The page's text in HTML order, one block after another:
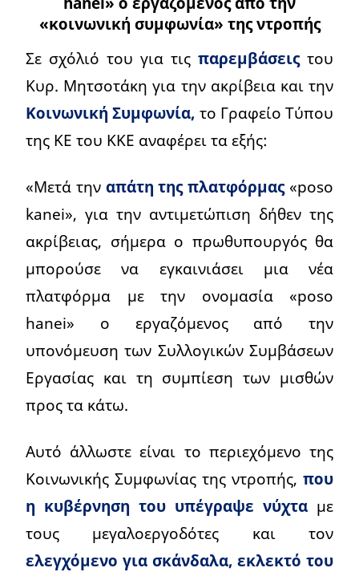
«κοινωνική συμφωνία» της ντροπής
Σε σχόλιό του για τις παρεμβάσειςτου
Κυρ. Μητσοτάκη για την ακρίβεια και την
Κοινωνική Συμφωνία, το Γραφείο Τύπου
της ΚΕ του ΚΚΕ αναφέρει τα εξής:
«Μετά την απάτη της πλατφόρμας«poso
kanei», για την αντιμετώπιση δήθεν της
ακρίβειας, σήμερα ο πρωθυπουργός θα
μπορούσε να εγκαινιάσει μια νέα
πλατφόρμα με την ονομασία «poso
hanei» ο εργαζόμενος από την
υπονόμευση των Συλλογικών Συμβάσεων
Εργασίας και τη συμπίεση των μισθών
προς τα κάτω.
Αυτό άλλωστε είναι το περιεχόμενο της
Κοινωνικής Συμφωνίας της ντροπής, που
η κυβέρνηση του υπέγραψε νύχτα με
τους μεγαλοεργοδότες και τον
ελεγχόμενο για σκάνδαλα, εκλεκτό του